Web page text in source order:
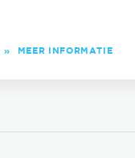
» MEER INFORMATIE